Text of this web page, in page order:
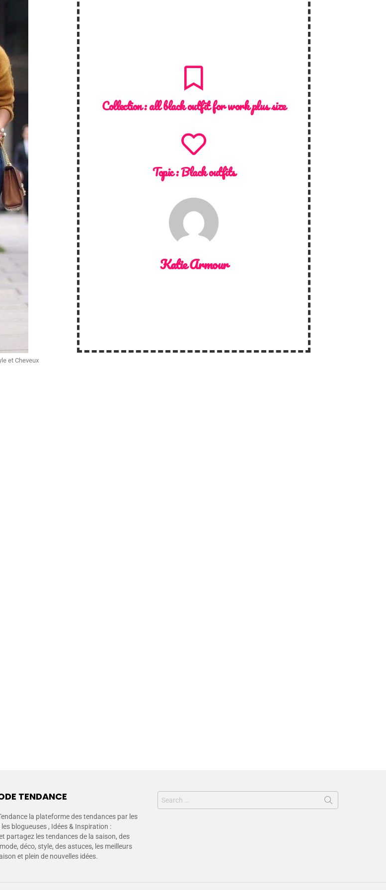
et Cheveux
Collection :all black outfit for work plus size
Topic :Black outfits
Katie Armour
TENDANCE
la plateforme des tendances par les
blogueuses , Idées & Inspiration :
partagez les tendances de la saison, des
déco, style, des astuces, les meilleurs
et plein de nouvelles idées.